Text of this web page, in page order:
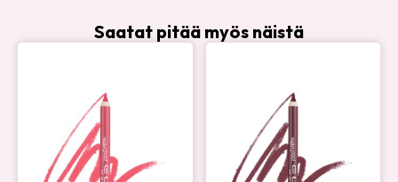
Saatat pitää myös näistä